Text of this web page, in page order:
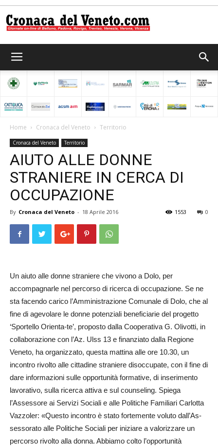
del
Home Cronaca del Veneto Territorio
Cronaca del Veneto Territorio
AIUTO ALLE DONNE
STRANIERE IN CERCA DI
OCCUPAZIONE
By Cronaca del Veneto - 18 Aprile 2016 0
1553
Un aiuto alle donne straniere che vivono a Dolo, per
accompagnarle nel percorso di ricerca di occupazione. Se ne
sta facendo carico l’Amministrazione Comunale di Dolo, che al
fine di agevolare le donne potenziali beneficiarie del progetto
‘Sportello Orienta-te’, proposto dalla Cooperativa G. Olivotti, in
collaborazione con l’Az. Ulss 13 e finanziato dalla Re­gione
Veneto, ha organizzato, questa mattina alle ore 10.30, un
incontro rivolto alle cittadine straniere disoccupate, con il fine di
dare informazioni sulle opportunità formative, di inserimento
lavorativo, sulla ricerca attiva e sul counseling. Spiega
l’Assessore ai Servizi Sociali e alle Politiche Familiari Carlotta
Vazzoler: «Questo incontro è stato fortemente voluto dall’As­
sessorato alle Poli­ti­che Sociali per iniziare a valorizzare un
per­corso rivolto alla don­na. Abbiamo col­to l’opportunità